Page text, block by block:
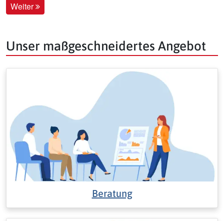
Weiter
Unser maßgeschneidertes Angebot
Beratung